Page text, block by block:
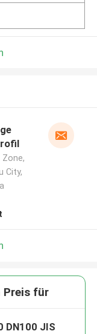
Zone,
City,
Preis für
DN100 JIS